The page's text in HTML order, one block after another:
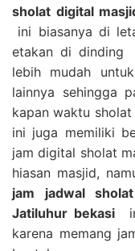
sholat digital
ini biasanya di
etakan di dinding
lebih mudah
lainnya sehingga
kapan waktu
ini juga memiliki
jam digital sholat
hiasan masjid,
jam jadwal
Jatiluhur bekasiini
karena memang